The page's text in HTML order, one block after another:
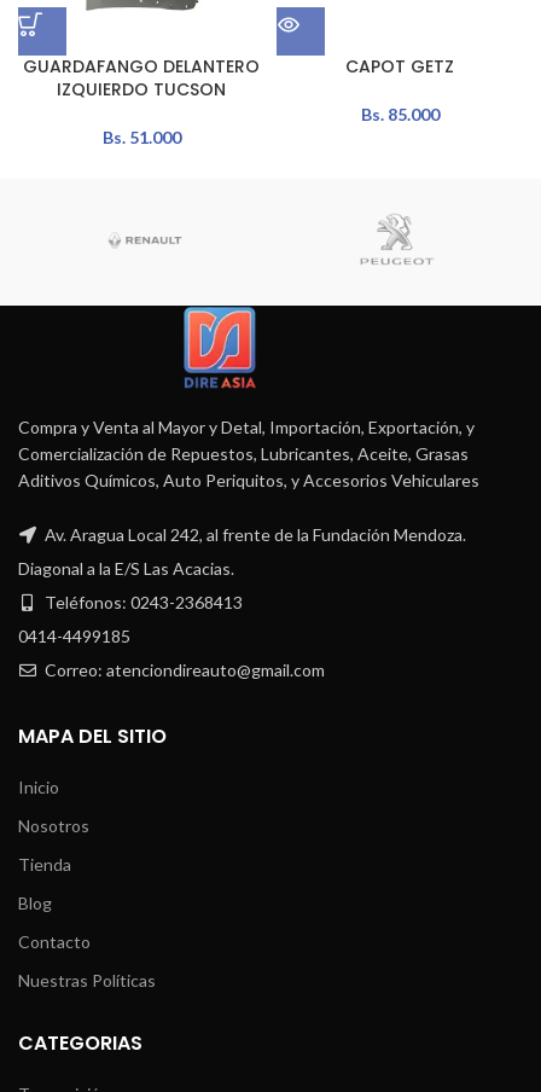
GUARDAFANGO DELANTERO
IZQUIERDO TUCSON
Bs.51.000
CAPOT GETZ
Bs.85.000
Compra y Venta al Mayor y Detal, Importación, Exportación, y
Comercialización de Repuestos, Lubricantes, Aceite, Grasas
Aditivos Químicos, Auto Periquitos, y Accesorios Vehiculares
Av. Aragua Local 242, al frente de la Fundación Mendoza.
Diagonal a la E/S Las Acacias.
Teléfonos: 0243-2368413
0414-4499185
Correo: atenciondireauto@gmail.com
MAPA DEL SITIO
Inicio
Nosotros
Tienda
Blog
Contacto
Nuestras Políticas
CATEGORIAS